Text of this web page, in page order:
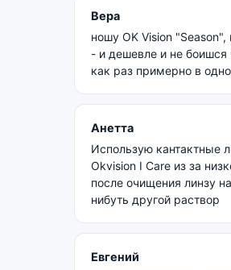
Вера
ношу OK Vision
- и дешевле и не боишся
как раз примерно в
Анетта
Использую кантактные
Okvision I Care из за
после очищения линзу
нибуть другой раствор
Евгений